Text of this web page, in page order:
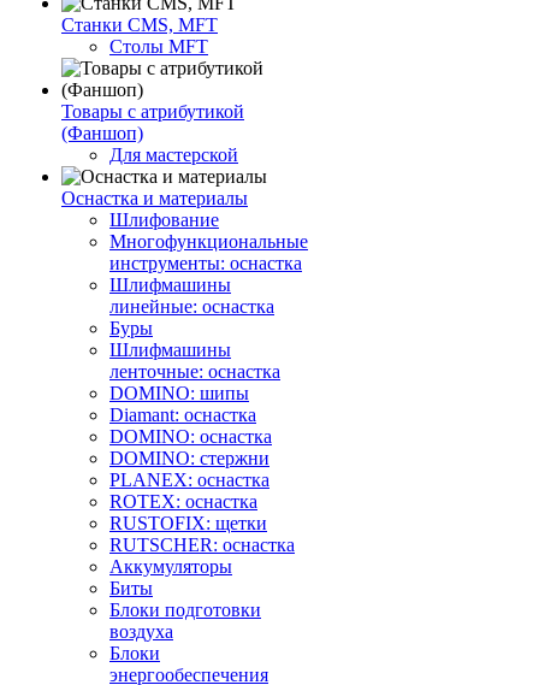
Станки CMS, MFT
Столы MFT
Товары с атрибутикой
(Фаншоп)
Для мастерской
Оснастка и материалы
Шлифование
Многофункциональные
инструменты: оснастка
Шлифмашины
линейные: оснастка
Буры
Шлифмашины
ленточные: оснастка
DOMINO: шипы
Diamant: оснастка
DOMINO: оснастка
DOMINO: стержни
PLANEX: оснастка
ROTEX: оснастка
RUSTOFIX: щетки
RUTSCHER: оснастка
Аккумуляторы
Биты
Блоки подготовки
воздуха
Блоки
энергообеспечения